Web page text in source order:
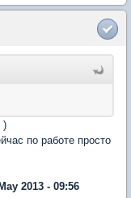
)
по работе просто
2013 - 09:56